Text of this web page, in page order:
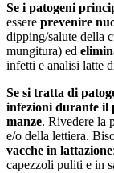
Se i patogeni
essere prevenire
dipping/salute della
mungitura) ed
infetti e analisi latte
Se si tratta di
infezioni durante il
manze. Rivedere la
e/o della lettiera.
vacche in lattazione
capezzoli puliti e in